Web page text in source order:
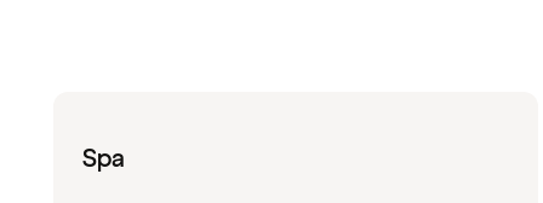
Spa